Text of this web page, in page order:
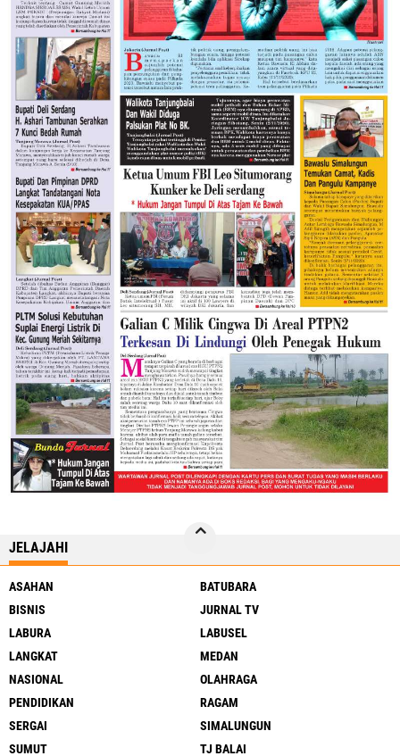
JELAJAHI
ASAHAN
BATUBARA
BISNIS
JURNAL TV
LABURA
LABUSEL
LANGKAT
MEDAN
NASIONAL
OLAHRAGA
PENDIDIKAN
RAGAM
SERGAI
SIMALUNGUN
SUMUT
TJ BALAI